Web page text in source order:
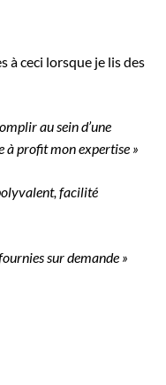
à ceci lorsque je lis des
au sein d’une
profit mon expertise »
facilité
sur demande »